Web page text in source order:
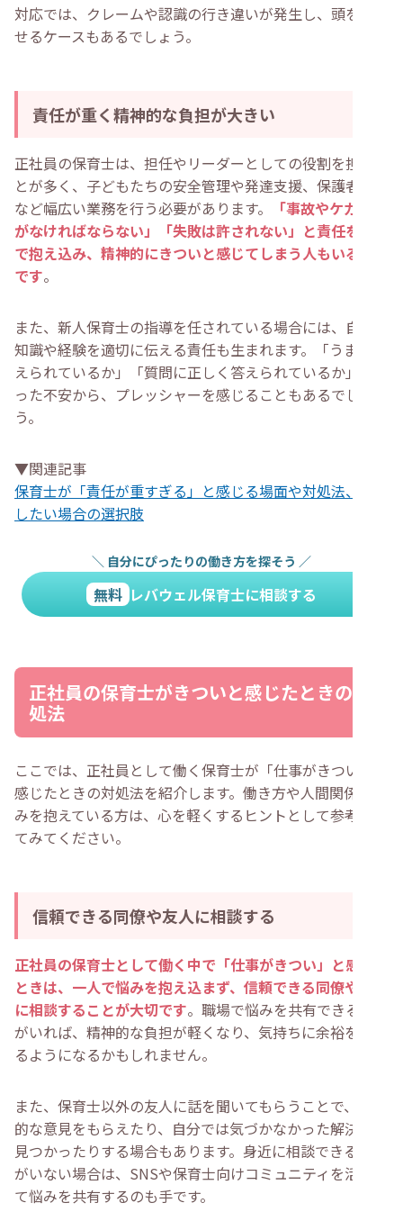
対応では、クレームや認識の行き違いが発生し、頭を悩ま
せるケースもあるでしょう。
責任が重く精神的な負担が大きい
正社員の保育士は、担任やリーダーとしての役割を担うこ
とが多く、子どもたちの安全管理や発達支援、保護者対応
など幅広い業務を行う必要があります。
「事故やケガを防
がなければならない」「失敗は許されない」と責任を一人
で抱え込み、精神的にきついと感じてしまう人もいるよう
です。
また、新人保育士の指導を任されている場合には、自分の
知識や経験を適切に伝える責任も生まれます。「うまく教
えられているか」「質問に正しく答えられているか」とい
った不安から、プレッシャーを感じることもあるでしょ
う。
▼関連記事
保育士が「責任が重すぎる」と感じる場面や対処法、転職
したい場合の選択肢
＼ 自分にぴったりの働き方を探そう ／
無料 レバウェル保育士に相談する
正社員の保育士がきついと感じたときの対
処法
ここでは、正社員として働く保育士が「仕事がきつい」と
感じたときの対処法を紹介します。働き方や人間関係に悩
みを抱えている方は、心を軽くするヒントとして参考にし
てみてください。
信頼できる同僚や友人に相談する
正社員の保育士として働く中で「仕事がきつい」と感じた
ときは、一人で悩みを抱え込まず、信頼できる同僚や友人
に相談することが大切です。職場で悩みを共有できる相手
がいれば、精神的な負担が軽くなり、気持ちに余裕を持て
るようになるかもしれません。
また、保育士以外の友人に話を聞いてもらうことで、客観
的な意見をもらえたり、自分では気づかなかった解決策が
見つかったりする場合もあります。身近に相談できる相手
がいない場合は、SNSや保育士向けコミュニティを活用し
て悩みを共有するのも手です。